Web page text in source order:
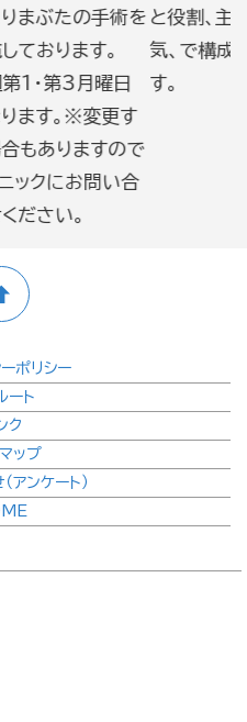
ぶたの手術を
おります。
・第3月曜日
す。※変更す
ありますので
クにお問い合
さい。
と役割、主な
気、で構成さ
す。
ポリシー
ート
ク
ップ
アンケート）